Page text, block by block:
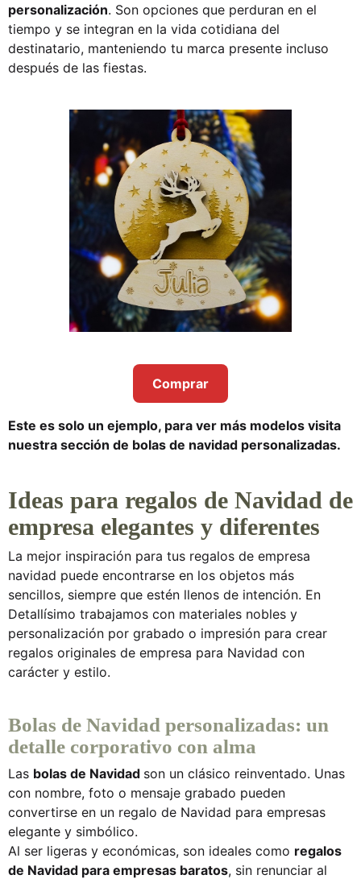
personalización. Son opciones que perduran en el
tiempo y se integran en la vida cotidiana del
destinatario, manteniendo tu marca presente incluso
después de las fiestas.
Comprar
Este es solo un ejemplo, para ver más modelos visita
nuestra sección de bolas de navidad personalizadas.
Ideas para regalos de Navidad de
empresa elegantes y diferentes
La mejor inspiración para tus regalos de empresa
navidad puede encontrarse en los objetos más
sencillos, siempre que estén llenos de intención. En
Detallísimo trabajamos con materiales nobles y
personalización por grabado o impresión para crear
regalos originales de empresa para Navidad con
carácter y estilo.
Bolas de Navidad personalizadas: un
detalle corporativo con alma
Las bolas de Navidad son un clásico reinventado. Unas
con nombre, foto o mensaje grabado pueden
convertirse en un regalo de Navidad para empresas
elegante y simbólico.
Al ser ligeras y económicas, son ideales como regalos
de Navidad para empresas baratos, sin renunciar al